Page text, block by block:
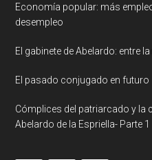
Economía popular: más
desempleo
El gabinete de Abelardo: entre
El pasado conjugado en futuro
Cómplices del patriarcado y la
Abelardo de la Espriella- Parte 1